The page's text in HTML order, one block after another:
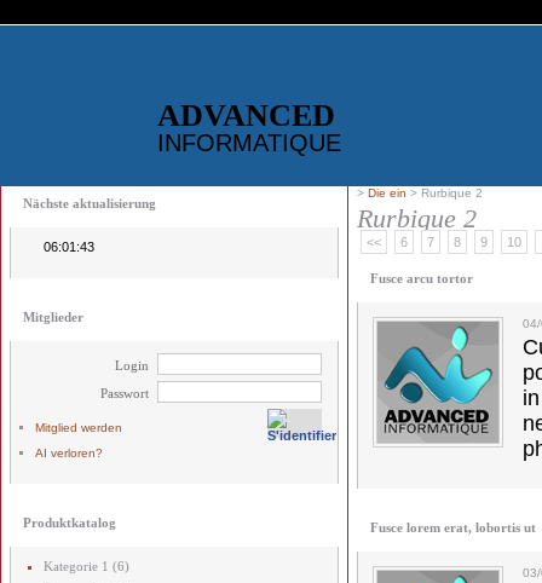
ADVANCED
INFORMATIQUE
Nächste aktualisierung
06:01:43
Mitglieder
Login
Passwort
Mitglied werden
AI verloren?
Produktkatalog
Kategorie 1 (6)
> Die ein > Rurbique 2
Rurbique 2
<< 6 7 8 9 10
Fusce arcu tortor
Fusce lorem erat, lobortis ut